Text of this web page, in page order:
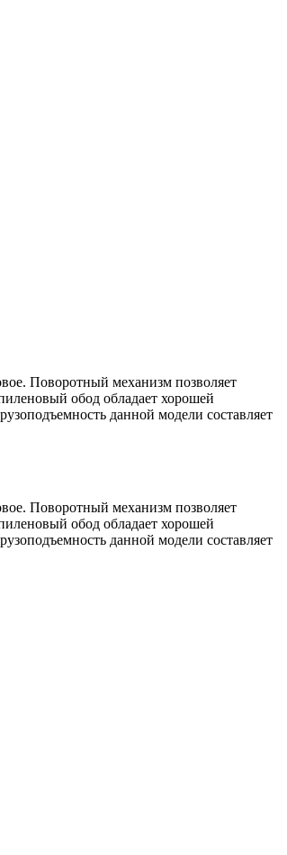
Поворотный механизм позволяет
обод обладает хорошей
данной модели составляет
Поворотный механизм позволяет
обод обладает хорошей
данной модели составляет